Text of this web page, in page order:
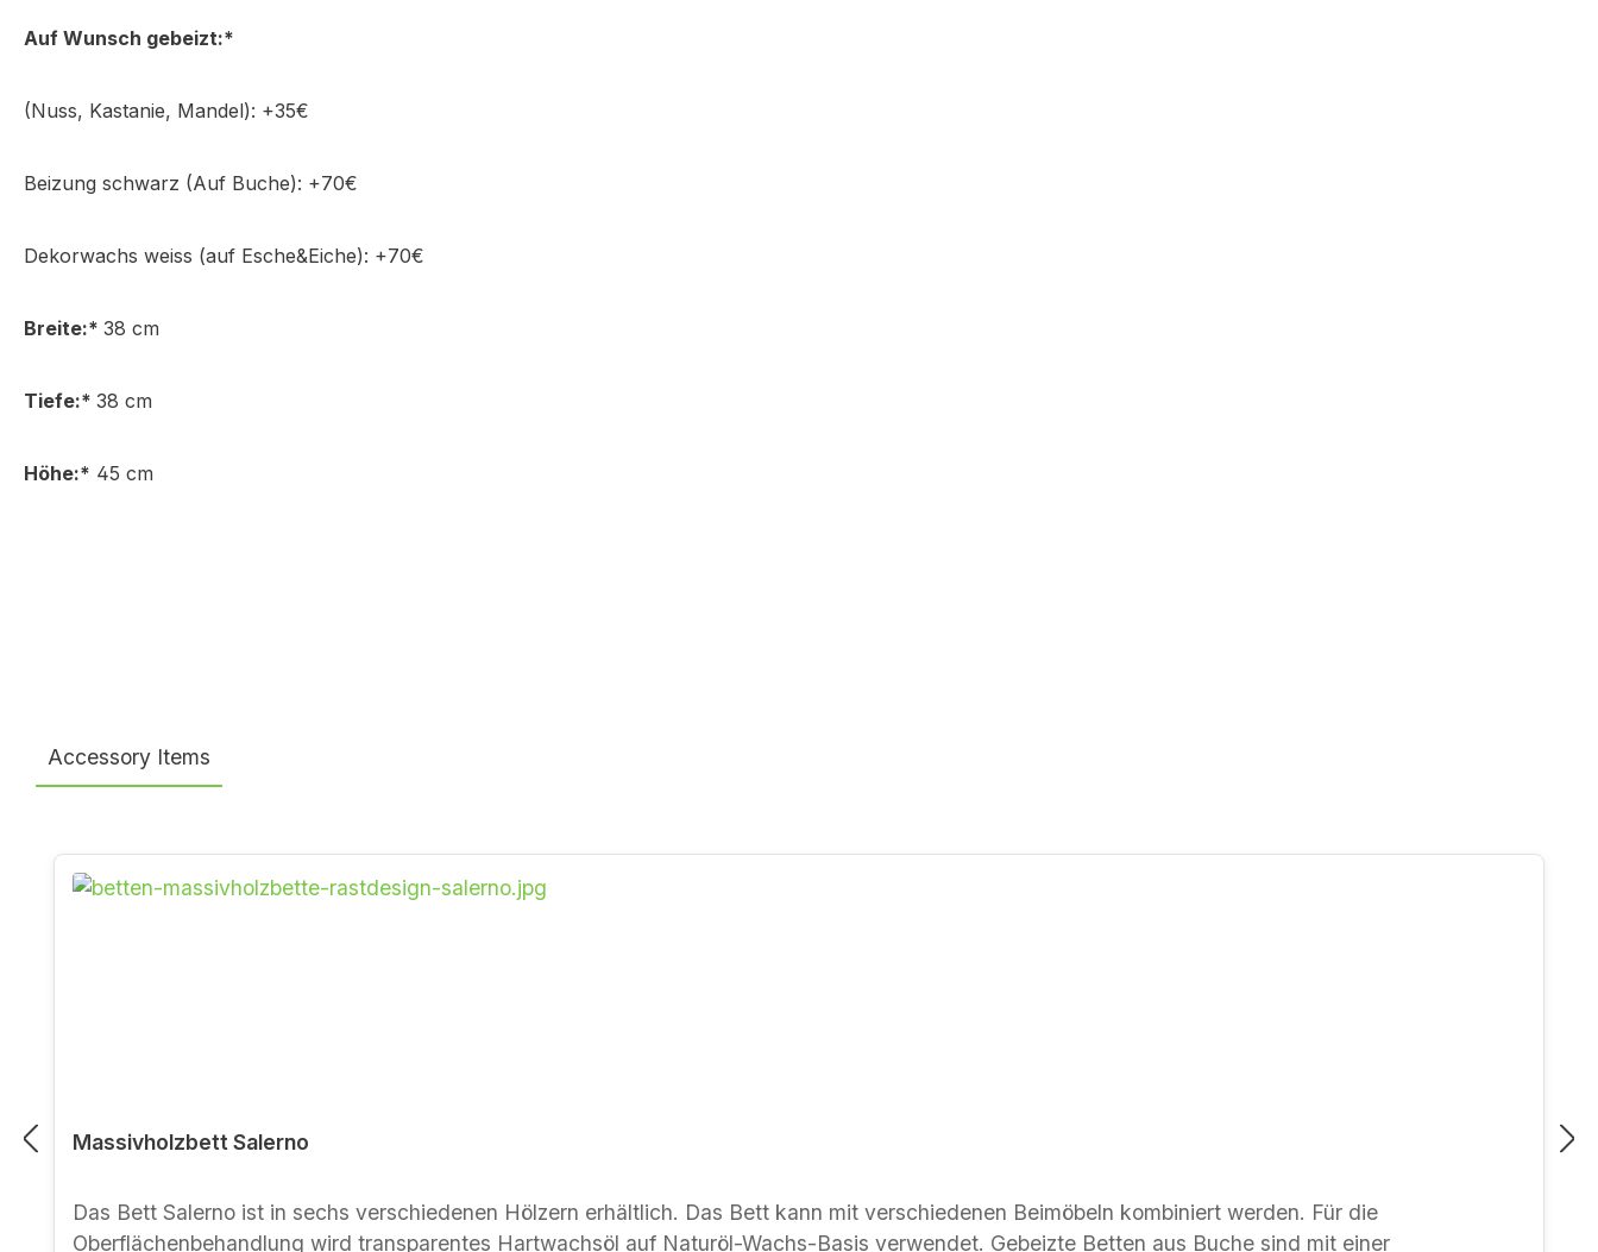
Kernbuche
Auf Wunsch gebeizt:*
(Nuss, Kastanie, Mandel): +35€
Beizung schwarz (Auf Buche): +70€
Dekorwachs weiss (auf Esche&Eiche): +70€
Breite:* 38 cm
Tiefe:* 38 cm
Höhe:* 45 cm
Accessory Items
Massivholzbett Salerno
Das Bett Salerno ist in sechs verschiedenen Hölzern erhältlich. Das Bett kann mit verschiedenen Beimöbeln kombiniert werden. Für die
Oberflächenbehandlung wird transparentes Hartwachsöl auf Naturöl-Wachs-Basis verwendet. Gebeizte Betten aus Buche sind mit einer